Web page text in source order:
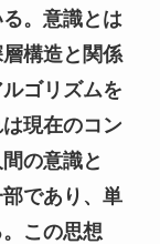
。意識とは
構造と関係
ゴリズムを
現在のコン
の意識と
であり、単
この思想